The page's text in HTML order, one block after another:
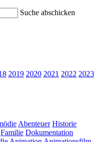
Suche abschicken
2019 2020 2021 2022 2023
Abenteuer Historie
Familie Dokumentation